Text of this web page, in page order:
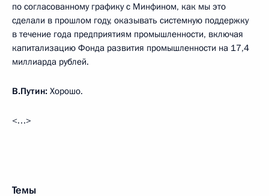
по согласованному графику с Минфином, как мы это
сделали в прошлом году, оказывать системную поддержку
в течение года предприятиям промышленности, включая
капитализацию Фонда развития промышленности на 17,4
миллиарда рублей.
В.Путин: Хорошо.
<…>
Темы